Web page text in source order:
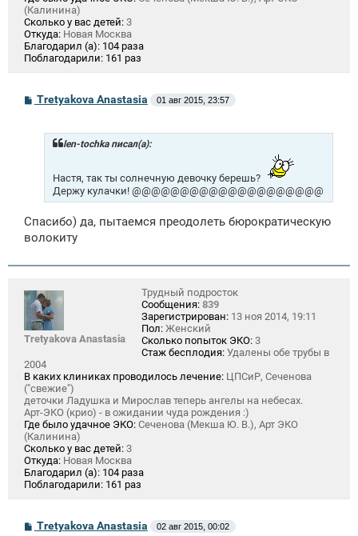
(Калинина)
Сколько у вас детей: 3
Откуда: Новая Москва
Благодарил (а): 104 раза
Поблагодарили: 161 раз
СTretyakova Anastasia 01 авг 2015, 23:57
len-tochka писал(а):
Настя, так ты солнечную девочку берешь?
Держу кулачки! @@@@@@@@@@@@@@@@@@@@
Спасибо) да, пытаемся преодолеть бюрократическую
волокиту
Tretyakova Anastasia
Трудный подросток
Сообщения: 839
Зарегистрирован: 13 ноя 2014, 19:11
Пол: Женский
Сколько попыток ЭКО: 3
Стаж бесплодия: Удалены обе трубы в
2004
В каких клиниках проводилось лечение: ЦПСиР, Сеченова
("свежие")
деточки Ладушка и Мирослав теперь ангелы на небесах.
Арт-ЭКО (крио) - в ожидании чуда рождения :)
Где было удачное ЭКО: Сеченова (Мекша Ю. В.), Арт ЭКО
(Калинина)
Сколько у вас детей: 3
Откуда: Новая Москва
Благодарил (а): 104 раза
Поблагодарили: 161 раз
СTretyakova Anastasia 02 авг 2015, 00:02